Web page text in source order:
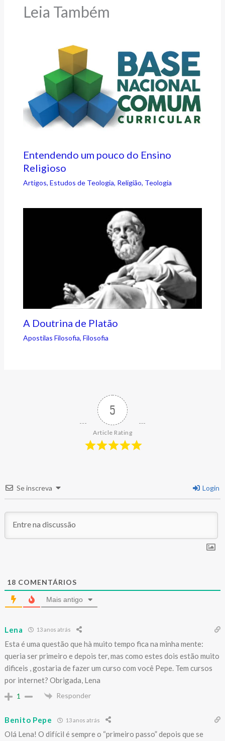
Leia Também
Entendendo um pouco do Ensino
Religioso
Artigos, Estudos de Teologia, Religião, Teologia
A Doutrina de Platão
Apostilas Filosofia, Filosofia
5
Article Rating
Se inscreva Login
18 COMENTÁRIOS
Mais antigo
Lena 13 anos atrás
Esta é uma questão que hà muito tempo fica na minha mente:
queria ser primeiro e depois ter, mas como estes dois estão muito
dificeis , gostaria de fazer um curso com você Pepe. Tem cursos
por internet? Obrigada, Lena
1 Responder
Benito Pepe 13 anos atrás
Olá Lena! O difícil é sempre o “primeiro passo” depois que se